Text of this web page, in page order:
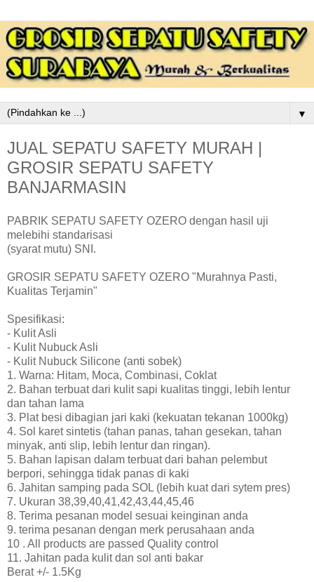
▼
JUAL SEPATU SAFETY MURAH |
GROSIR SEPATU SAFETY
BANJARMASIN
PABRIK SEPATU SAFETY OZERO dengan hasil uji
melebihi standarisasi
(syarat mutu) SNI.
GROSIR SEPATU SAFETY OZERO "Murahnya Pasti,
Kualitas Terjamin"
Spesifikasi:
- Kulit Asli
- Kulit Nubuck Asli
- Kulit Nubuck Silicone (anti sobek)
1. Warna: Hitam, Moca, Combinasi, Coklat
2. Bahan terbuat dari kulit sapi kualitas tinggi, lebih lentur
dan tahan lama
3. Plat besi dibagian jari kaki (kekuatan tekanan 1000kg)
4. Sol karet sintetis (tahan panas, tahan gesekan, tahan
minyak, anti slip, lebih lentur dan ringan).
5. Bahan lapisan dalam terbuat dari bahan pelembut
berpori, sehingga tidak panas di kaki
6. Jahitan samping pada SOL (lebih kuat dari sytem pres)
7. Ukuran 38,39,40,41,42,43,44,45,46
8. Terima pesanan model sesuai keinginan anda
9. terima pesanan dengan merk perusahaan anda
10 . All products are passed Quality control
11. Jahitan pada kulit dan sol anti bakar
Berat +/- 1.5Kg